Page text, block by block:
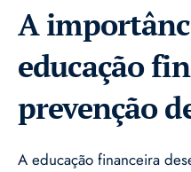
A
educação
prevenção
A educação financeira